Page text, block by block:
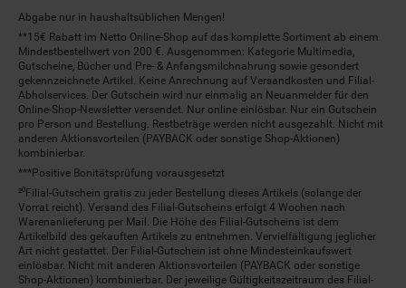
Abgabe nur in haushaltsüblichen Mengen!
**15€ Rabatt im Netto Online-Shop auf das komplette Sortiment ab einem
Mindestbestellwert von 200 €. Ausgenommen: Kategorie Multimedia,
Gutscheine, Bücher und Pre- & Anfangsmilchnahrung sowie gesondert
gekennzeichnete Artikel. Keine Anrechnung auf Versandkosten und Filial-
Abholservices. Der Gutschein wird nur einmalig an Neuanmelder für den
Online-Shop-Newsletter versendet. Nur online einlösbar. Nur ein Gutschein
pro Person und Bestellung. Restbeträge werden nicht ausgezahlt. Nicht mit
anderen Aktionsvorteilen (PAYBACK oder sonstige Shop-Aktionen)
kombinierbar.
***Positive Bonitätsprüfung vorausgesetzt
²⁰Filial-Gutschein gratis zu jeder Bestellung dieses Artikels (solange der
Vorrat reicht). Versand des Filial-Gutscheins erfolgt 4 Wochen nach
Warenanlieferung per Mail. Die Höhe des Filial-Gutscheins ist dem
Artikelbild des gekauften Artikels zu entnehmen. Vervielfältigung jeglicher
Art nicht gestattet. Der Filial-Gutschein ist ohne Mindesteinkaufswert
einlösbar. Nicht mit anderen Aktionsvorteilen (PAYBACK oder sonstige
Shop-Aktionen) kombinierbar. Der jeweilige Gültigkeitszeitraum des Filial-